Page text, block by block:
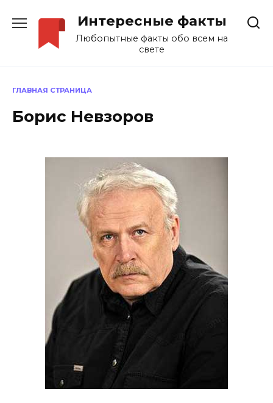
содержанию
Интересные факты
Любопытные факты обо всем на
свете
ГЛАВНАЯ СТРАНИЦА
Борис Невзоров